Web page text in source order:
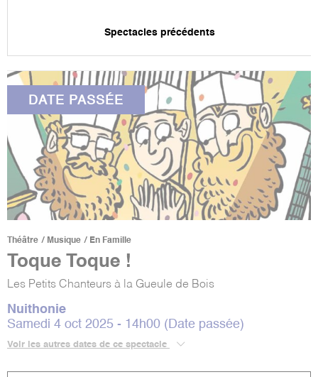
Spectacles précédents
DATE PASSÉE
Théâtre Musique En Famille
Toque Toque !
Les Petits Chanteurs à la Gueule de Bois
Nuithonie
Samedi 4 oct 2025 - 14h00 (Date passée)
Voir les autres dates de ce spectacle